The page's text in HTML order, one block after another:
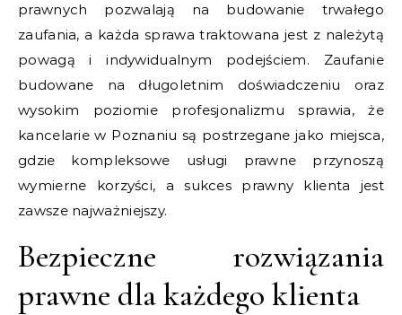
prawnych pozwalają na budowanie trwałego
zaufania, a każda sprawa traktowana jest z należytą
powagą i indywidualnym podejściem. Zaufanie
budowane na długoletnim doświadczeniu oraz
wysokim poziomie profesjonalizmu sprawia, że
kancelarie w Poznaniu są postrzegane jako miejsca,
gdzie kompleksowe usługi prawne przynoszą
wymierne korzyści, a sukces prawny klienta jest
zawsze najważniejszy.
Bezpieczne rozwiązania
prawne dla każdego klienta